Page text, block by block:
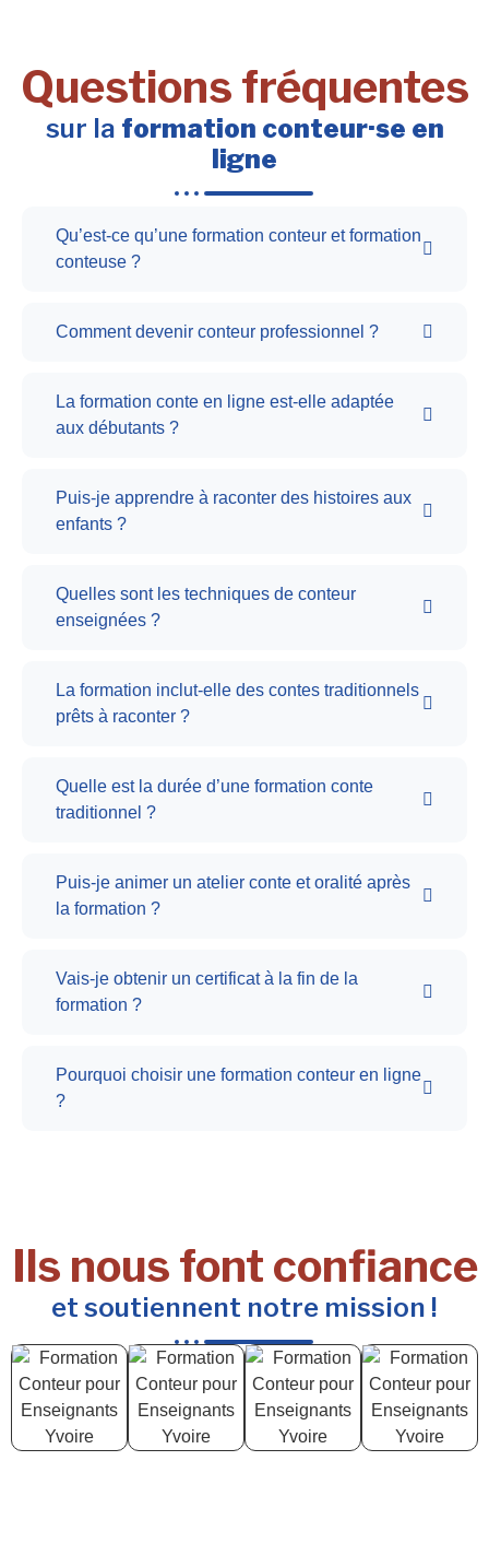
Questions fréquentes
sur la formation conteur·se en
ligne
Qu’est-ce qu’une formation conteur et formation
conteuse ?
Comment devenir conteur professionnel ?
La formation conte en ligne est-elle adaptée
aux débutants ?
Puis-je apprendre à raconter des histoires aux
enfants ?
Quelles sont les techniques de conteur
enseignées ?
La formation inclut-elle des contes traditionnels
prêts à raconter ?
Quelle est la durée d’une formation conte
traditionnel ?
Puis-je animer un atelier conte et oralité après
la formation ?
Vais-je obtenir un certificat à la fin de la
formation ?
Pourquoi choisir une formation conteur en ligne
?
Ils nous font confiance
et soutiennent notre mission !